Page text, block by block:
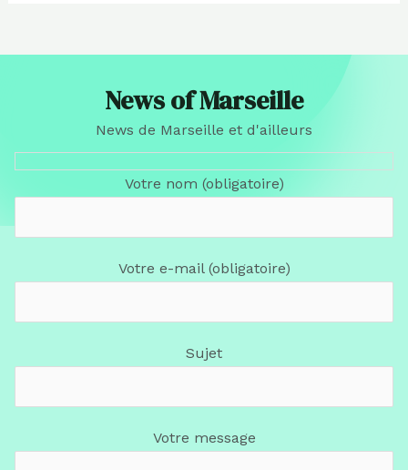
News of Marseille
News de Marseille et d'ailleurs
Votre nom (obligatoire)
Votre e-mail (obligatoire)
Sujet
Votre message